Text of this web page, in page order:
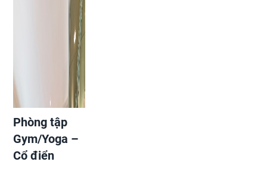
Phòng tập
Gym/Yoga –
Cổ điển